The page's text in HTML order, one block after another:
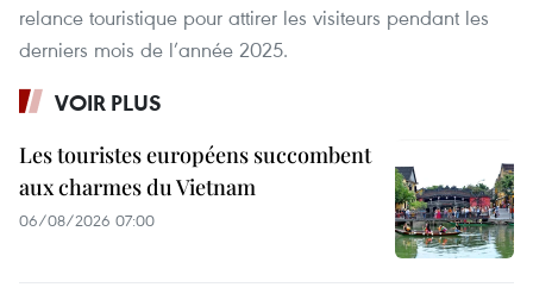
relance touristique pour attirer les visiteurs pendant les
derniers mois de l’année 2025.
VOIR PLUS
Les touristes européens succombent
aux charmes du Vietnam
06/08/2026 07:00